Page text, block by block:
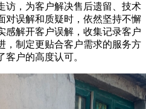
访，为客户解决售后遗留、技术
对误解和质疑时，依然坚持不懈
感解开客户误解，收集记录客户
，制定更贴合客户需求的服务方
户的高度认可。